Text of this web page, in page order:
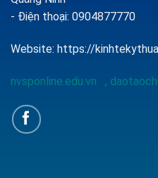
- Điện thoại: 0904877770
Website: https://
nvsponline.edu.vn ,